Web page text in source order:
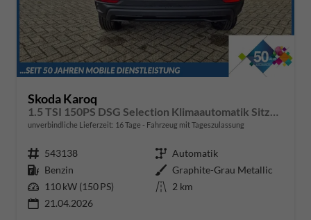
Skoda Karoq
unverbindliche Lieferzeit: 16 Tage Fahrzeug mit Tageszulassung
Fahrzeugnr. 543138 Getriebe Automatik
Kraftstoff Benzin Außenfarbe Graphite-Grau Metallic
Leistung 110 kW (150 PS) Kilometerstand 2 km
21.04.2026